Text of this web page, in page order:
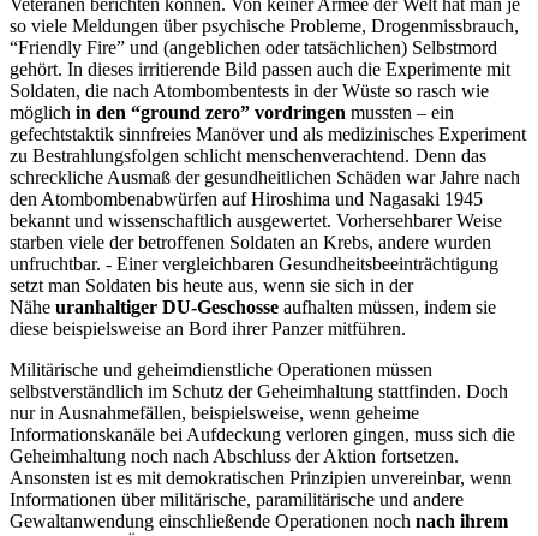
Veteranen berichten können. Von keiner Armee der Welt hat man je
so viele Meldungen über psychische Probleme, Drogenmissbrauch,
“Friendly Fire” und (angeblichen oder tatsächlichen) Selbstmord
gehört. In dieses irritierende Bild passen auch die Experimente mit
Soldaten, die nach Atombombentests in der Wüste so rasch wie
möglich in den “ground zero” vordringen mussten – ein
gefechtstaktik sinnfreies Manöver und als medizinisches Experiment
zu Bestrahlungsfolgen schlicht menschenverachtend. Denn das
schreckliche Ausmaß der gesundheitlichen Schäden war Jahre nach
den Atombombenabwürfen auf Hiroshima und Nagasaki 1945
bekannt und wissenschaftlich ausgewertet. Vorhersehbarer Weise
starben viele der betroffenen Soldaten an Krebs, andere wurden
unfruchtbar. - Einer vergleichbaren Gesundheitsbeeinträchtigung
setzt man Soldaten bis heute aus, wenn sie sich in der
Nähe uranhaltiger DU-Geschosse aufhalten müssen, indem sie
diese beispielsweise an Bord ihrer Panzer mitführen.
Militärische und geheimdienstliche Operationen müssen
selbstverständlich im Schutz der Geheimhaltung stattfinden. Doch
nur in Ausnahmefällen, beispielsweise, wenn geheime
Informationskanäle bei Aufdeckung verloren gingen, muss sich die
Geheimhaltung noch nach Abschluss der Aktion fortsetzen.
Ansonsten ist es mit demokratischen Prinzipien unvereinbar, wenn
Informationen über militärische, paramilitärische und andere
Gewaltanwendung einschließende Operationen noch nach ihrem